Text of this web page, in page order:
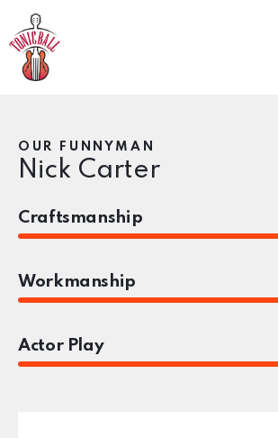
OUR FUNNYMAN
Nick Carter
Craftsmanship
Workmanship
Actor Play